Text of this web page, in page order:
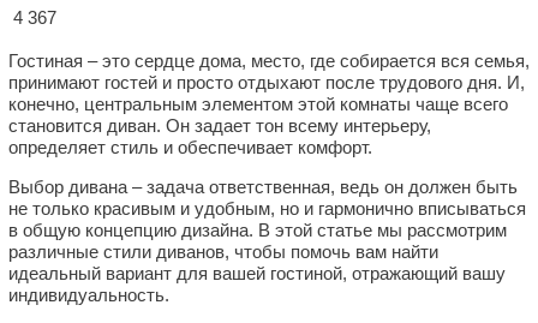
4 367
Гостиная – это сердце дома, место, где собирается вся семья,
принимают гостей и просто отдыхают после трудового дня. И,
конечно, центральным элементом этой комнаты чаще всего
становится диван. Он задает тон всему интерьеру,
определяет стиль и обеспечивает комфорт.
Выбор дивана – задача ответственная, ведь он должен быть
не только красивым и удобным, но и гармонично вписываться
в общую концепцию дизайна. В этой статье мы рассмотрим
различные стили диванов, чтобы помочь вам найти
идеальный вариант для вашей гостиной, отражающий вашу
индивидуальность.